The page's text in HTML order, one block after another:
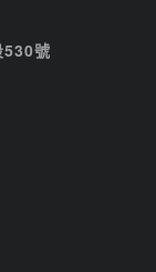
530號